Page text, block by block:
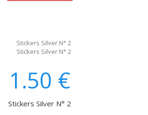
1.50 €
Stickers Silver N° 2